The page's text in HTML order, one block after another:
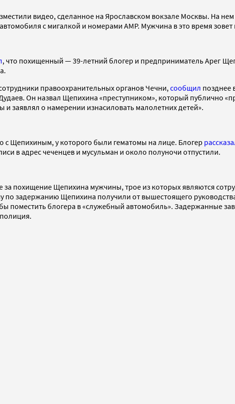
видео, сделанное на Ярославском вокзале Москвы. На
с мигалкой и номерами АМР. Мужчина в это время
, что похищенный — 39-летний блогер и предприниматель Арег
правоохранительных органов Чечни, сообщил позднее
Он назвал Щепихина «преступником», который публично
и заявлял о намерении изнасиловать малолетних детей».
с Щепихиным, у которого были гематомы на лице. Блогер
в адрес чеченцев и мусульман и около полуночи отпустили.
за похищение Щепихина мужчины, трое из которых являются
по задержанию Щепихина получили от вышестоящего
поместить блогера в «служебный автомобиль». Задержанные